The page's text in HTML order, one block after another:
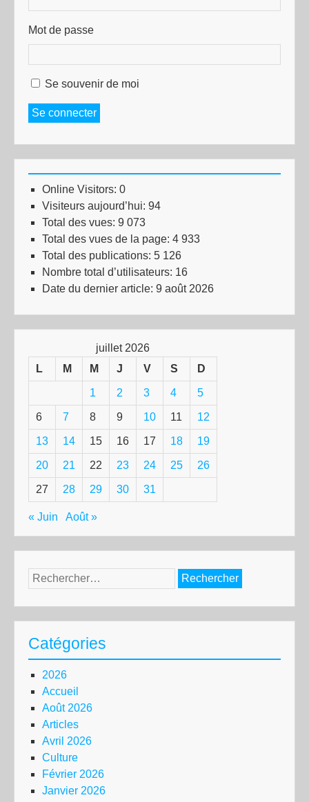
Mot de passe
Se souvenir de moi
Se connecter
Online Visitors: 0
Visiteurs aujourd’hui: 94
Total des vues: 9 073
Total des vues de la page: 4 933
Total des publications: 5 126
Nombre total d’utilisateurs: 16
Date du dernier article: 9 août 2026
juillet 2026
L
M M J V S D
1 2 3 4 5
6 7 8 9 10 11 12
13 14 15 16 17 18 19
20 21 22 23 24 25 26
27 28 29 30 31
« Juin Août »
Rechercher :
Catégories
2026
Accueil
Août 2026
Articles
Avril 2026
Culture
Février 2026
Janvier 2026